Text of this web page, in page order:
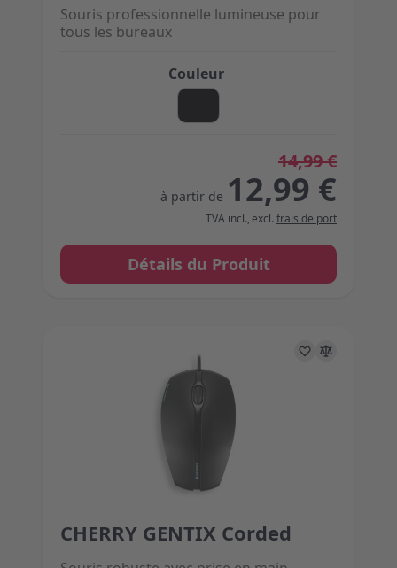
Couleur
Souris professionnelle lumineuse pour
tous les bureaux
14,99 €
à partir de 12,99 €
TVA incl., excl. frais de port
Détails du Produit
The price depends on the options chosen on the
CHERRY GENTIX Corded